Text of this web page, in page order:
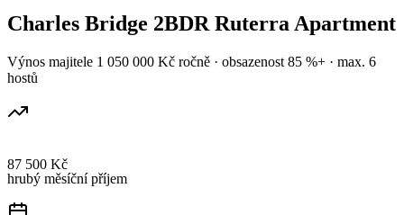
Charles Bridge 2BDR Ruterra Apartment
Výnos majitele 1 050 000 Kč ročně · obsazenost 85 %+ · max. 6
hostů
87 500 Kč
hrubý měsíční příjem